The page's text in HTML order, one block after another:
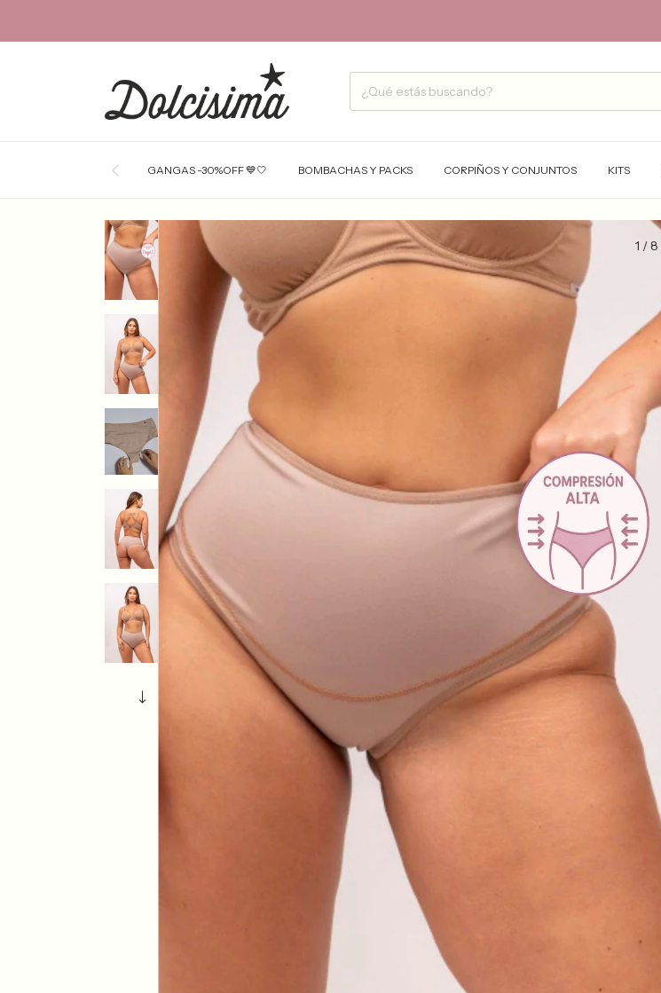
GANGAS -30%OFF 💙🤍 BOMBACHAS Y PACKS CORPIÑOS Y CONJUNTOS KITS
1 /8